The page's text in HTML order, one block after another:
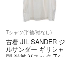
細部が気になる方
着画はお断りして
お値引き相談のコ
ります。
Tシャツ(半袖/袖なし)
古着 JIL SANDER ジ
ルサンダー ギリシャ